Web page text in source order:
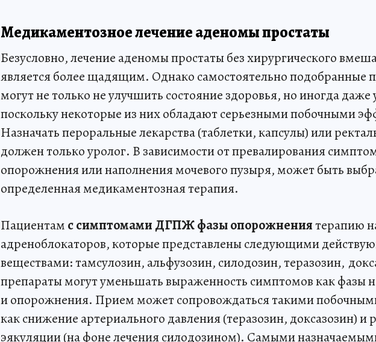
Медикаментозное лечение аденомы простаты
Безусловно, лечение аденомы простаты без хирургического
является более щадящим. Однако самостоятельно подобранные
могут не только не улучшить состояние здоровья, но иногда
поскольку некоторые из них обладают серьезными побочными
Назначать пероральные лекарства (таблетки, капсулы) или
должен только уролог. В зависимости от превалирования
опорожнения или наполнения мочевого пузыря, может быть
определенная медикаментозная терапия.
Пациентам с симптомами ДГПЖ фазы опорожнениятерапию
адреноблокаторов, которые представлены следующими
веществами: тамсулозин, альфузозин, силодозин, теразозин,
препараты могут уменьшать выраженность симптомов как фазы
и опорожнения. Прием может сопровождаться такими
как снижение артериального давления (теразозин, доксазозин) и
эякуляции (на фоне лечения силодозином). Самыми